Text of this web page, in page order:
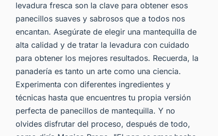
levadura fresca son la clave para obtener esos
panecillos suaves y sabrosos que a todos nos
encantan. Asegúrate de elegir una mantequilla de
alta calidad y de tratar la levadura con cuidado
para obtener los mejores resultados. Recuerda, la
panadería es tanto un arte como una ciencia.
Experimenta con diferentes ingredientes y
técnicas hasta que encuentres tu propia versión
perfecta de panecillos de mantequilla. Y no
olvides disfrutar del proceso, después de todo,